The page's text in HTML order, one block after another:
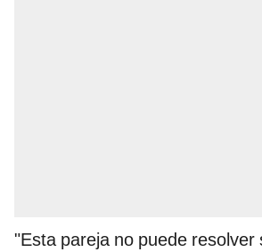
"Esta pareja no puede resolver